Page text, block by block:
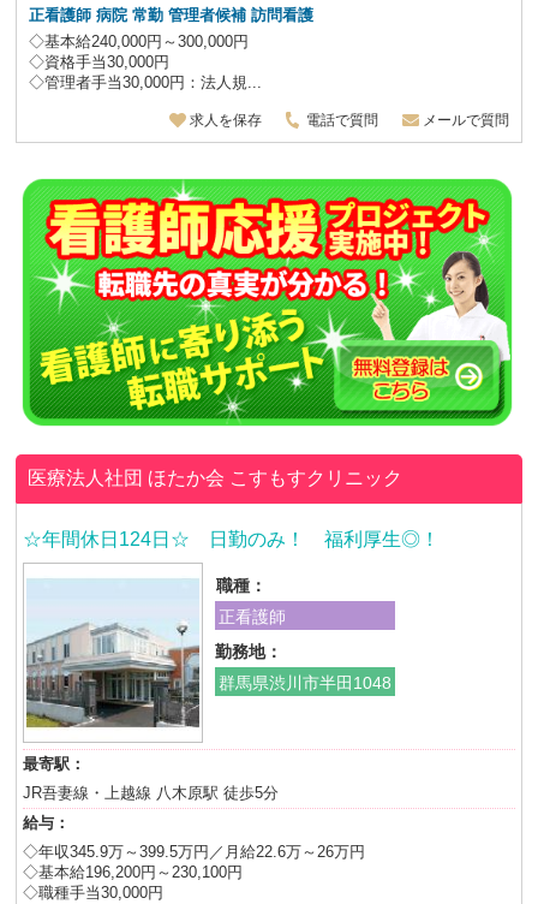
正看護師 病院 常勤管理者候補 訪問看護
◇基本給240,000円～300,000円
◇資格手当30,000円
◇管理者手当30,000円：法人規...
求人を保存 電話で質問 メールで質問
医療法人社団 ほたか会 こすもすクリニック
☆年間休日124日☆ 日勤のみ！ 福利厚生◎！
職種：
正看護師
勤務地：
群馬県渋川市半田1048
最寄駅：
JR吾妻線・上越線 八木原駅 徒歩5分
給与：
◇年収345.9万～399.5万円／月給22.6万～26万円
◇基本給196,200円～230,100円
◇職種手当30,000円